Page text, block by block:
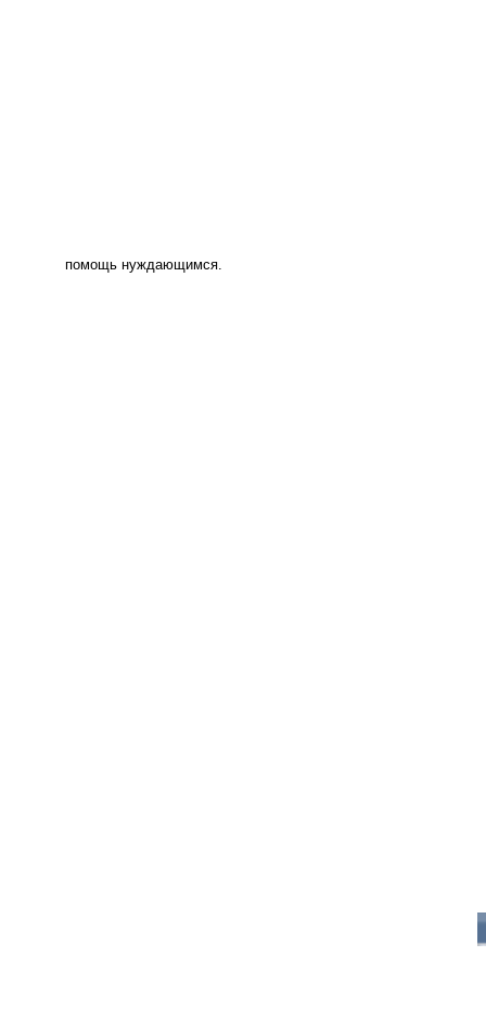
помощь нуждающимся.